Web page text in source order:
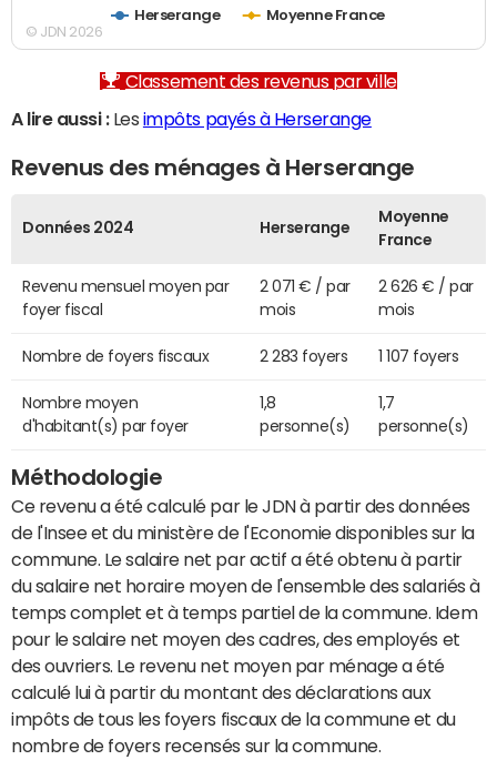
Herserange Moyenne France
© JDN 2026
Classement des revenus par ville
A lire aussi :Les impôts payés à Herserange
Revenus des ménages à Herserange
Données 2024 Herserange
Moyenne
France
Revenu mensuel moyen par
foyer fiscal
2 071 € / par
mois
2 626 € / par
mois
Nombre de foyers fiscaux 2 283 foyers 1 107 foyers
Nombre moyen
d'habitant(s) par foyer
1,8
personne(s)
1,7
personne(s)
Méthodologie
Ce revenu a été calculé par le JDN à partir des données
de l'Insee et du ministère de l'Economie disponibles sur la
commune. Le salaire net par actif a été obtenu à partir
du salaire net horaire moyen de l'ensemble des salariés à
temps complet et à temps partiel de la commune. Idem
pour le salaire net moyen des cadres, des employés et
des ouvriers. Le revenu net moyen par ménage a été
calculé lui à partir du montant des déclarations aux
impôts de tous les foyers fiscaux de la commune et du
nombre de foyers recensés sur la commune.